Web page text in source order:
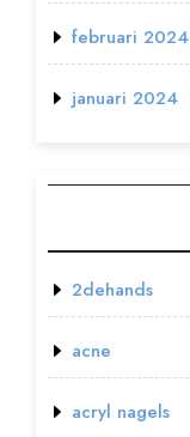
februari 2024
januari 2024
2dehands
acne
acryl nagels